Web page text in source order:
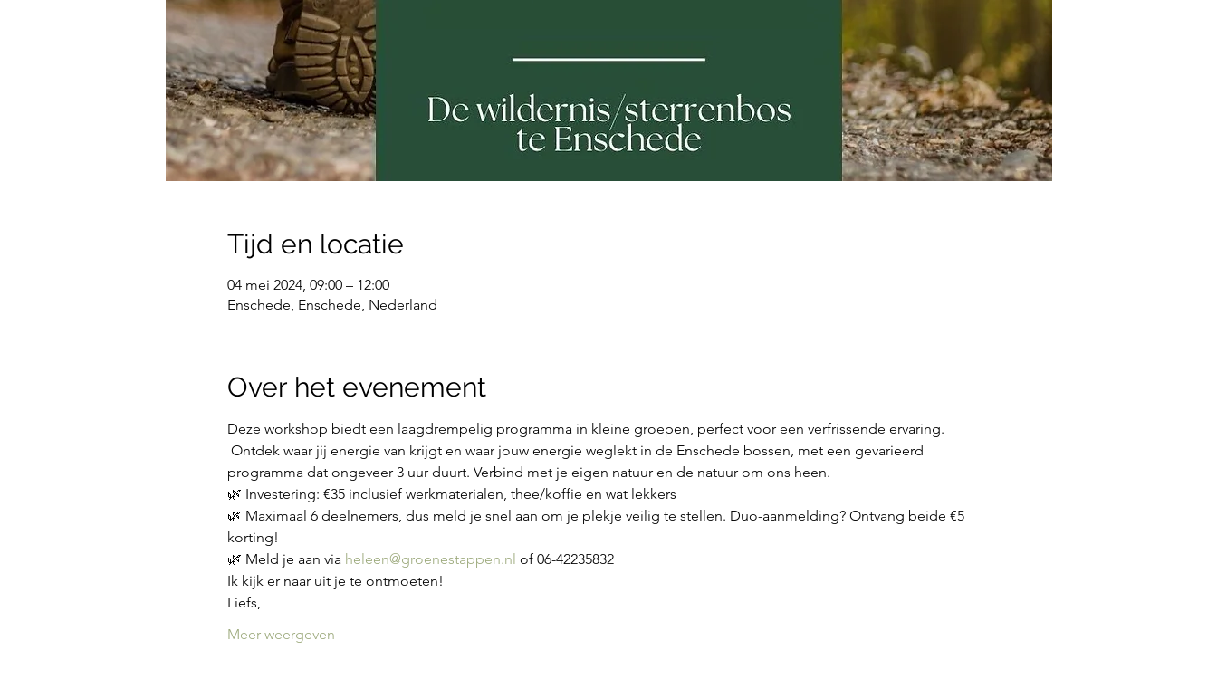
Tijd en locatie
04 mei 2024, 09:00 – 12:00
Enschede, Enschede, Nederland
Over het evenement
Deze workshop biedt een laagdrempelig programma in kleine groepen, perfect voor een verfrissende ervaring.
Ontdek waar jij energie van krijgt en waar jouw energie weglekt in de Enschede bossen, met een gevarieerd
programma dat ongeveer 3 uur duurt. Verbind met je eigen natuur en de natuur om ons heen.
🌿 Investering: €35 inclusief werkmaterialen, thee/koffie en wat lekkers
🌿 Maximaal 6 deelnemers, dus meld je snel aan om je plekje veilig te stellen. Duo-aanmelding? Ontvang beide €5
korting!
🌿 Meld je aan via heleen@groenestappen.nl of 06-42235832
Ik kijk er naar uit je te ontmoeten!
Liefs,
Meer weergeven